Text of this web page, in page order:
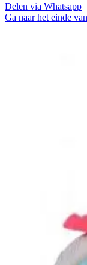
Delen via Whatsapp
Ga naar het einde